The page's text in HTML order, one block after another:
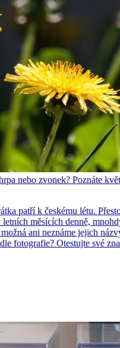
nebo zvonek? Poznáte
patří k českému létu.
měsících denně,
ani neznáme jejich
fotografie? Otestujte své